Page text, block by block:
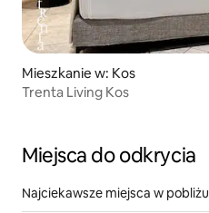
Mieszkanie w: Kos
Trenta Living Kos
Miejsca do odkrycia
Najciekawsze miejsca w pobliżu